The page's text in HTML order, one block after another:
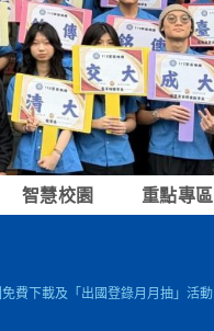
智慧校園 重點專區
費下載及「出國登錄月月抽」活